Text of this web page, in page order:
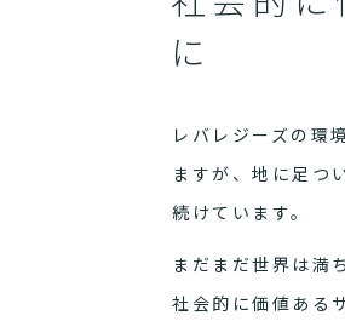
に
レバレジーズの環
ますが、地に足つ
続けています。
まだまだ世界は満
社会的に価値ある